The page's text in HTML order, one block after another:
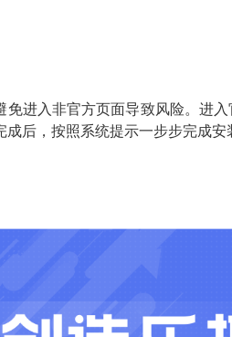
进入非官方页面导致风险。进
后，按照系统提示一步步完成安